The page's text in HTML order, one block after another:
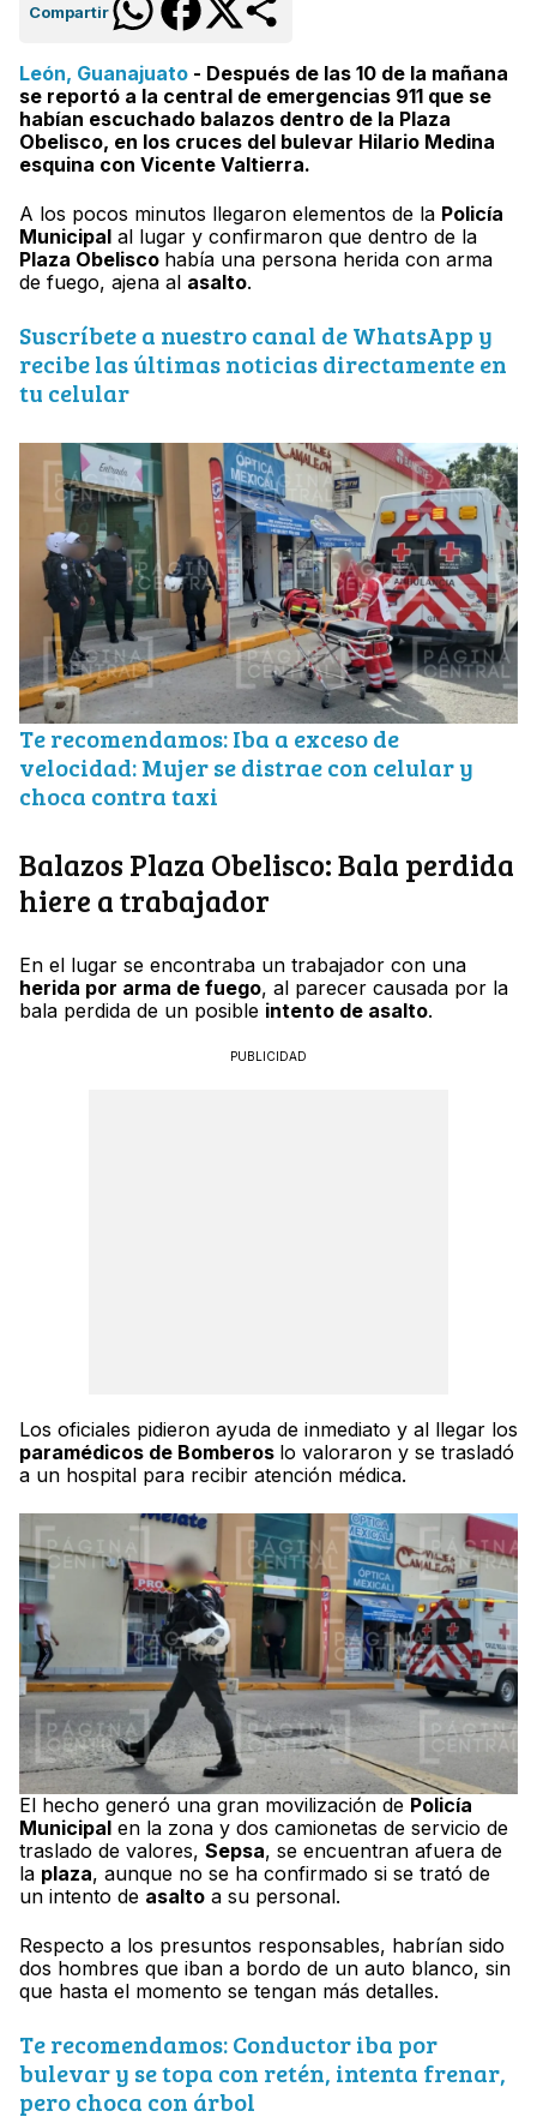
Compartir
León, Guanajuato - Después de las 10 de la mañana
se reportó a la central de emergencias 911 que se
habían escuchado balazos dentro de la Plaza
Obelisco, en los cruces del bulevar Hilario Medina
esquina con Vicente Valtierra.
A los pocos minutos llegaron elementos de la Policía
Municipal al lugar y confirmaron que dentro de la
Plaza Obelisco había una persona herida con arma
de fuego, ajena al asalto.
Suscríbete a nuestro canal de WhatsApp y
recibe las últimas noticias directamente en
tu celular
Te recomendamos: Iba a exceso de
velocidad: Mujer se distrae con celular y
choca contra taxi
Balazos Plaza Obelisco: Bala perdida
hiere a trabajador
En el lugar se encontraba un trabajador con una
herida por arma de fuego, al parecer causada por la
bala perdida de un posible intento de asalto.
PUBLICIDAD
Los oficiales pidieron ayuda de inmediato y al llegar los
paramédicos de Bomberos lo valoraron y se trasladó
a un hospital para recibir atención médica.
El hecho generó una gran movilización de Policía
Municipal en la zona y dos camionetas de servicio de
traslado de valores, Sepsa, se encuentran afuera de
la plaza, aunque no se ha confirmado si se trató de
un intento de asalto a su personal.
Respecto a los presuntos responsables, habrían sido
dos hombres que iban a bordo de un auto blanco, sin
que hasta el momento se tengan más detalles.
Te recomendamos: Conductor iba por
bulevar y se topa con retén, intenta frenar,
pero choca con árbol